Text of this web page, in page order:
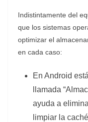
Indistintamente del
que los sistemas
optimizar el
en cada caso:
En Android
llamada
ayuda a
limpiar la